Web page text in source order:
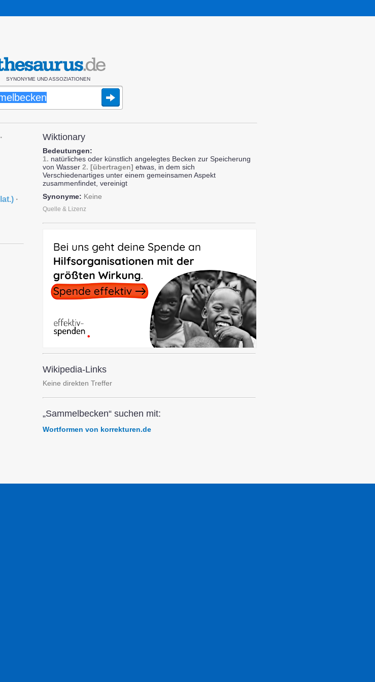
SYNONYME UND ASSOZIATIONEN
·
lat.) ·
Wiktionary
Bedeutungen:
1. natürliches oder künstlich angelegtes Becken zur Speicherung
von Wasser 2. [übertragen] etwas, in dem sich
Verschiedenartiges unter einem gemeinsamen Aspekt
zusammenfindet, vereinigt
Synonyme: Keine
Quelle & Lizenz
Wikipedia-Links
Keine direkten Treffer
„Sammelbecken“ suchen mit:
Wortformen von korrekturen.de